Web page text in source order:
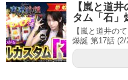
【嵐と道
タム「石」
【嵐と道井の
爆誕 第17話 (2/